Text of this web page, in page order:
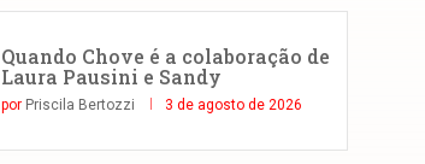
Quando Chove é a colaboração de
Laura Pausini e Sandy
por Priscila Bertozzi 3 de agosto de 2026